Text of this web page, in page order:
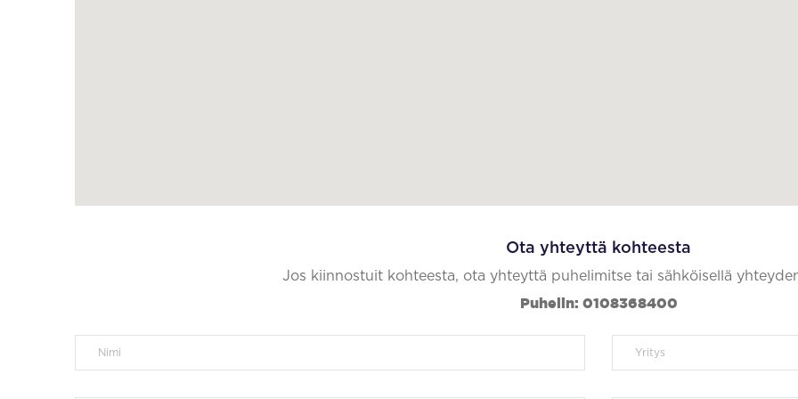
Ota yhteyttä kohteesta
Jos kiinnostuit kohteesta, ota yhteyttä puhelimitse tai sähköisellä
Puhelin: 0108368400